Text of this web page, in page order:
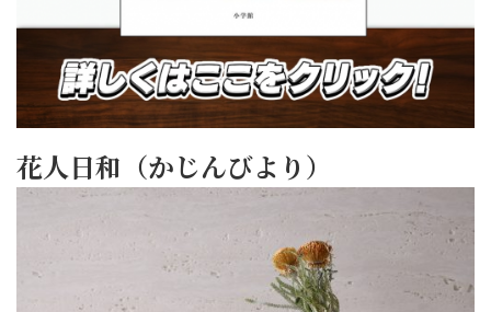
花人日和（かじんびより）